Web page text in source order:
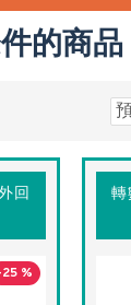
的商品
回
%
轉